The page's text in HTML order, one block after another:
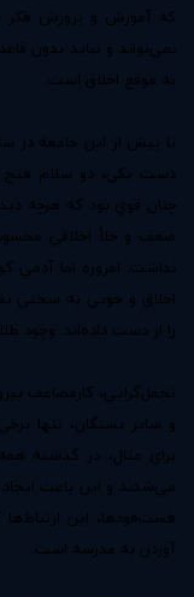
كه آموزش و پرورش فكر
نمي‌تواند و نبايد بدون
به موقع اخلاق است.
تا پيش از اين جامعه در
دست يكي، دو سلام فتح
چنان قوي بود كه هرچه
ضعف و خلأ اخلاقي
نداشت. امروزه اما
اخلاق و خوبي به سختي
را از دست داده‌اند. وجود
تجمل‌گرايي، كارمضاعف
و ساير بستگان، تنها
براي مثال، در گذشته
مي‌شدند و اين باعث
فست‌فودها، اين
آوردن به مدرسه است.